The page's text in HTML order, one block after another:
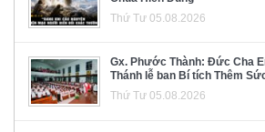
Thứ Tư 05.08.2026
Gx. Phước Thành: Đức Cha
Thánh lễ ban Bí tích Thêm
Thứ Tư 05.08.2026